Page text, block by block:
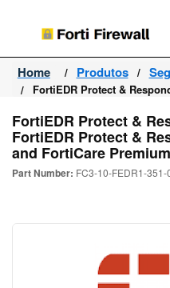
Forti
Firewall
Home Produtos
FortiEDR Protect &
FortiEDR Protect &
FortiEDR Protect &
and FortiCare
Part Number: FC3-10-FEDR1-351-